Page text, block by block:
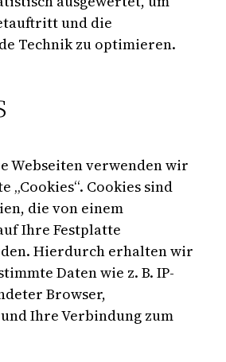
und die
Technik zu optimieren.
Webseiten verwenden wir
„Cookies“. Cookies sind
die von einem
Ihre Festplatte
Hierdurch erhalten wir
Daten wie z. B. IP-
Browser,
Ihre Verbindung zum